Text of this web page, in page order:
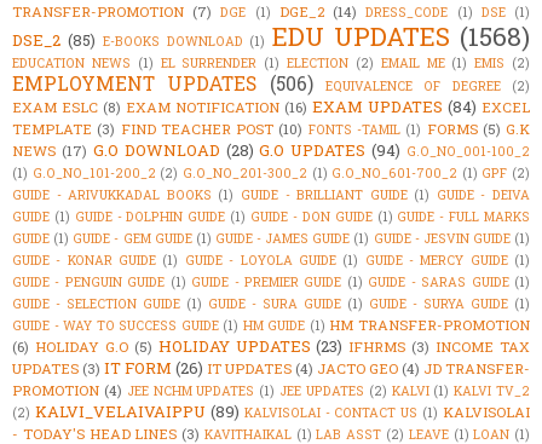
TRANSFER-PROMOTION (7) DGE (1) DGE_2 (14) DRESS_CODE (1) DSE (1)
DSE_2 (85) E-BOOKS DOWNLOAD (1) EDU UPDATES (1568)
EDUCATION NEWS (1) EL SURRENDER (1) ELECTION (2) EMAIL ME (1) EMIS (2)
EMPLOYMENT UPDATES (506) EQUIVALENCE OF DEGREE (2)
EXAM ESLC (8) EXAM NOTIFICATION (16) EXAM UPDATES (84) EXCEL
TEMPLATE (3) FIND TEACHER POST (10) FONTS -TAMIL (1) FORMS (5) G.K
NEWS (17) G.O DOWNLOAD (28) G.O UPDATES (94) G.O_NO_001-100_2
(1) G.O_NO_101-200_2 (2) G.O_NO_201-300_2 (1) G.O_NO_601-700_2 (1) GPF (2)
GUIDE - ARIVUKKADAL BOOKS (1) GUIDE - BRILLIANT GUIDE (1) GUIDE - DEIVA
GUIDE (1) GUIDE - DOLPHIN GUIDE (1) GUIDE - DON GUIDE (1) GUIDE - FULL MARKS
GUIDE (1) GUIDE - GEM GUIDE (1) GUIDE - JAMES GUIDE (1) GUIDE - JESVIN GUIDE (1)
GUIDE - KONAR GUIDE (1) GUIDE - LOYOLA GUIDE (1) GUIDE - MERCY GUIDE (1)
GUIDE - PENGUIN GUIDE (1) GUIDE - PREMIER GUIDE (1) GUIDE - SARAS GUIDE (1)
GUIDE - SELECTION GUIDE (1) GUIDE - SURA GUIDE (1) GUIDE - SURYA GUIDE (1)
GUIDE - WAY TO SUCCESS GUIDE (1) HM GUIDE (1) HM TRANSFER-PROMOTION
(6) HOLIDAY G.O (5) HOLIDAY UPDATES (23) IFHRMS (3) INCOME TAX
UPDATES (3) IT FORM (26) IT UPDATES (4) JACTO GEO (4) JD TRANSFER-
PROMOTION (4) JEE NCHM UPDATES (1) JEE UPDATES (2) KALVI (1) KALVI TV_2
(2) KALVI_VELAIVAIPPU (89) KALVISOLAI - CONTACT US (1) KALVISOLAI
- TODAY'S HEAD LINES (3) KAVITHAIKAL (1) LAB ASST (2) LEAVE (1) LOAN (1)